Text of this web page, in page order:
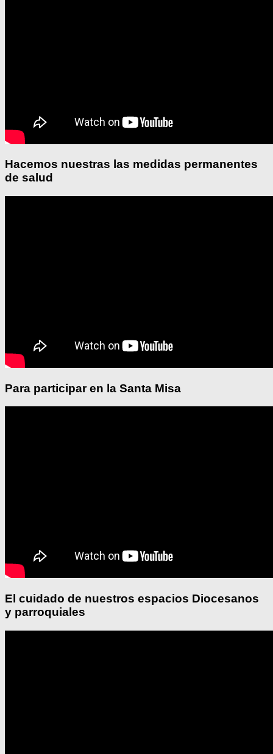
Hacemos nuestras las medidas permanentes
de salud
Para participar en la Santa Misa
El cuidado de nuestros espacios Diocesanos
y parroquiales